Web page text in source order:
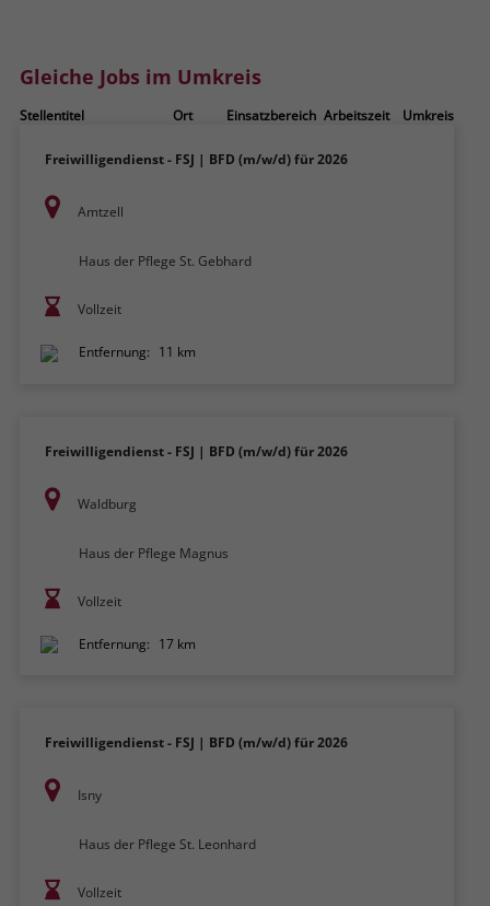
Gleiche Jobs im Umkreis
Stellentitel Ort Einsatzbereich Arbeitszeit Umkreis
Freiwilligendienst - FSJ | BFD (m/w/d) für 2026
Amtzell
Haus der Pflege St. Gebhard
Vollzeit
Entfernung: 11 km
Freiwilligendienst - FSJ | BFD (m/w/d) für 2026
Waldburg
Haus der Pflege Magnus
Vollzeit
Entfernung: 17 km
Freiwilligendienst - FSJ | BFD (m/w/d) für 2026
Isny
Haus der Pflege St. Leonhard
Vollzeit
nur platziert, um Daten an das